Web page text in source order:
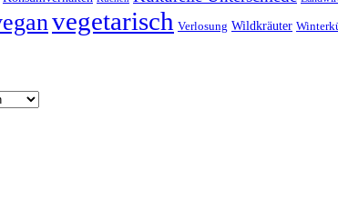
vegetarisch Verlosung Wildkräuter